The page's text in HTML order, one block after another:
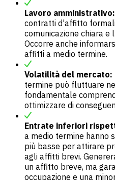
Lavoro amministrativo:
contratti d'affitto
comunicazione chiara
Occorre anche
affitti a medio termine.
Volatilità del mercato:
termine può fluttuare
fondamentale
ottimizzare di
Entrate inferiori
a medio termine hanno
più basse per attirare
agli affitti brevi.
un affitto breve, ma
occupazione e una